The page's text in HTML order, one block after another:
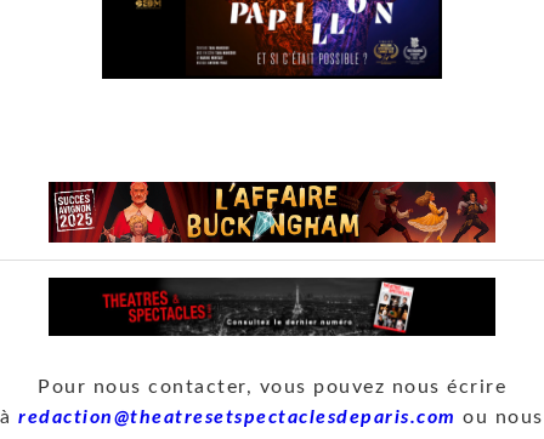
Pour nous contacter, vous pouvez nous écrire
àredaction@theatresetspectaclesdeparis.com ou nous